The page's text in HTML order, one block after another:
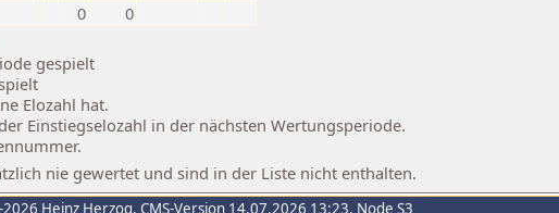
0
0
gespielt
Elozahl hat.
Einstiegselozahl in der nächsten Wertungsperiode.
nie gewertet und sind in der Liste nicht enthalten.
Heinz Herzog, CMS-Version 14.07.2026 13:23, Node S3